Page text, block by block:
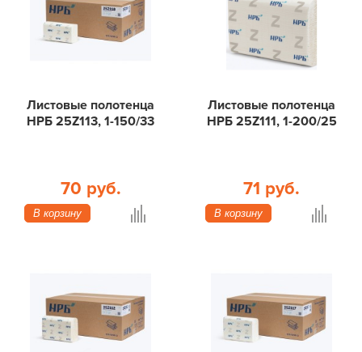
Листовые полотенца
НРБ 25Z113, 1-150/33
70 руб.
В корзину
Листовые полотенца
НРБ 25Z111, 1-200/25
71 руб.
В корзину